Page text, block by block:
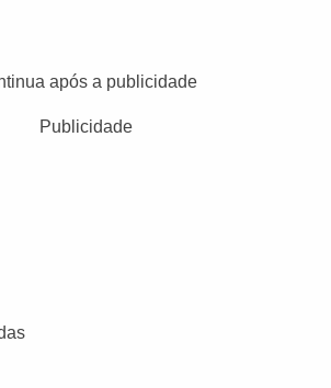
após a publicidade
Publicidade